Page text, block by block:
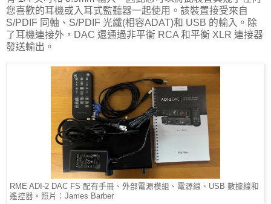
您喜歡的耳機或入耳式監聽器一起使用。該裝置接受來自
S/PDIF 同軸、S/PDIF 光纖(相容ADAT)和 USB 的輸入。除
了耳機連接外，DAC 還通過非平衡 RCA 和平衡 XLR 連接器
發送輸出。
RME ADI-2 DAC FS 配有手冊、外部電源模組、電源線、USB 數據線和
遙控器。照片：James Barber